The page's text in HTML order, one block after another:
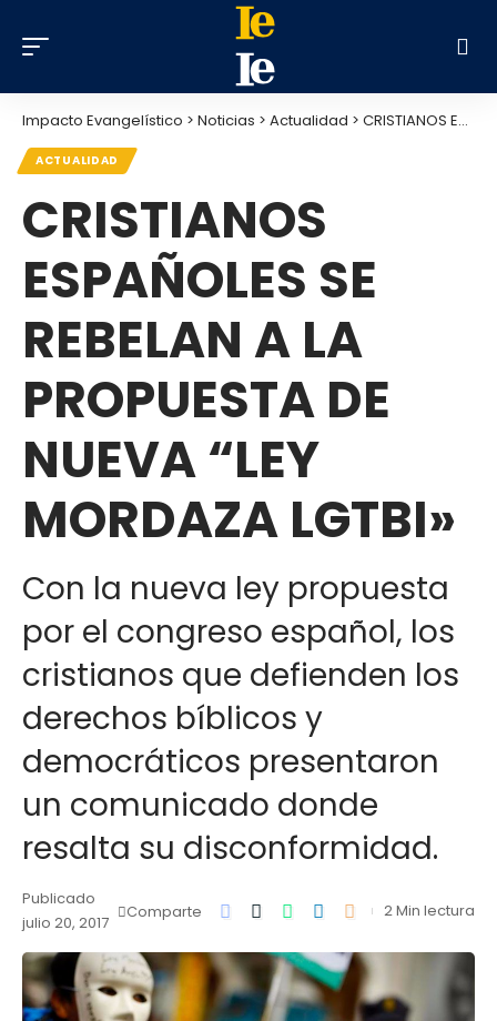
Impacto Evangelístico > Noticias > Actualidad > CRISTIANOS ESPAÑOLES SE REBELAN A LA PROPUESTA DE NUEVA “LEY MORDAZA LGTBI»
ACTUALIDAD
CRISTIANOS
ESPAÑOLES SE
REBELAN A LA
PROPUESTA DE
NUEVA “LEY
MORDAZA LGTBI»
Con la nueva ley propuesta
por el congreso español, los
cristianos que defienden los
derechos bíblicos y
democráticos presentaron
un comunicado donde
resalta su disconformidad.
Publicado
julio 20, 2017
Comparte 2 Min lectura